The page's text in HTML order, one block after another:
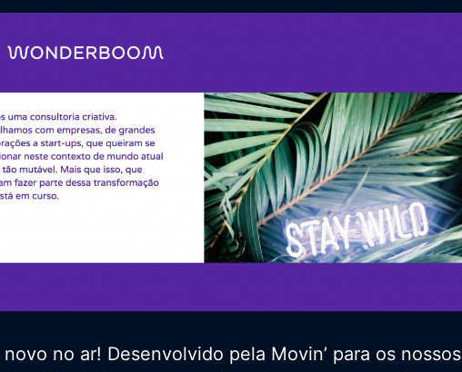
no ar! Desenvolvido pela Movin’ para os nossos